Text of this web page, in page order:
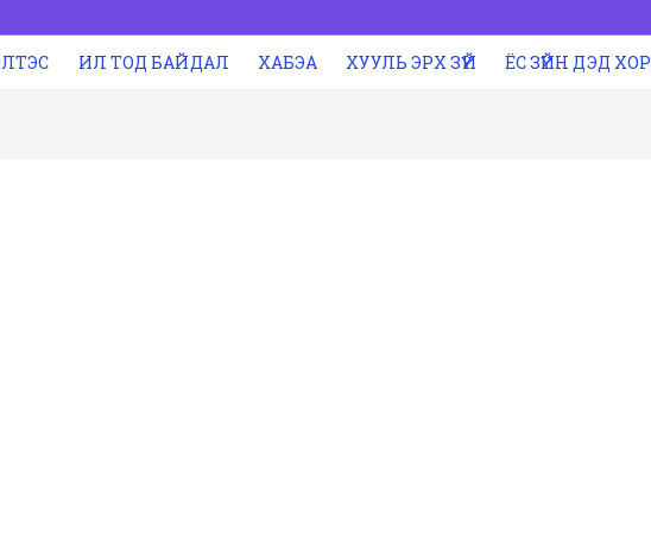
ИЛ ТОД БАЙДАЛ ХАБЭА ХУУЛЬ ЭРХ ЗҮЙ ЁС ЗҮЙН ДЭД